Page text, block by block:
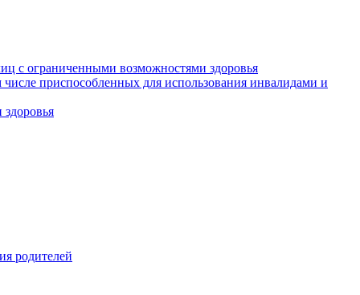
с ограниченными возможностями здоровья
приспособленных для использования инвалидами и
родителей